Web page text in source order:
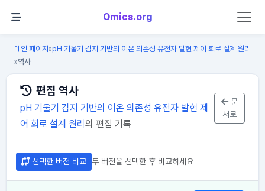
Omics.org
메인 페이지»pH 기울기 감지 기반의 이온 의존성 유전자 발현 제어 회로 설계 원리
»역사
편집 역사
pH 기울기 감지 기반의 이온 의존성 유전자 발현 제
어 회로 설계 원리 의 편집 기록
문
서로
선택한 버전 비교 두 버전을 선택한 후 비교하세요